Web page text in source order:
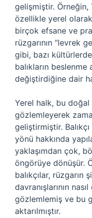
gelişmiştir. Örneğin,
özellikle yerel
birçok efsane ve
rüzgarının “levrek
gibi, bazı
balıkların beslenme
değiştirdiğine dair
Yerel halk, bu
gözlemleyerek
geliştirmiştir.
yönü hakkında
yaklaşımdan çok,
öngörüye dönüşür.
balıkçılar, rüzgarın
davranışlarının
gözlemlemiş ve bu
aktarılmıştır.